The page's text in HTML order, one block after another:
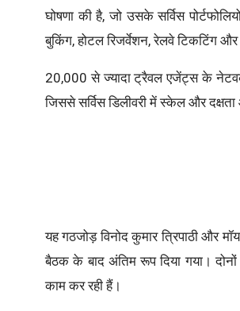
घोषणा की है, जो उसके सर्विस
बुकिंग, होटल रिजर्वेशन, रेलवे टिकटिंग
20,000 से ज्यादा ट्रैवल एजेंट्स के
जिससे सर्विस डिलीवरी में स्केल और
यह गठजोड़ विनोद कुमार त्रिपाठी और
बैठक के बाद अंतिम रूप दिया गया।
काम कर रही हैं।